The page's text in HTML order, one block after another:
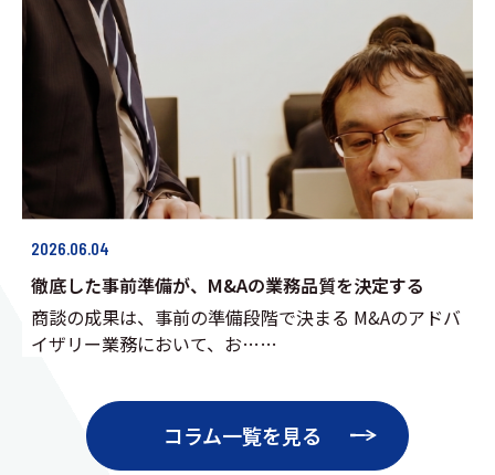
2026.06.04
徹底した事前準備が、M&Aの業務品質を決定する
商談の成果は、事前の準備段階で決まる M&Aのアドバ
イザリー業務において、お……
コラム一覧を見る